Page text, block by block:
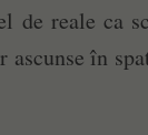
de reale ca
ascunse în